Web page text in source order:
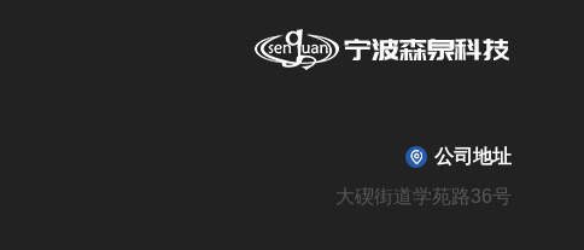
公司地址
大碶街道学苑路36号